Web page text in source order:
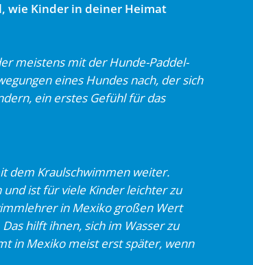
wie Kinder in deiner Heimat
meistens mit der Hunde-Paddel-
eines Hundes nach, der sich
ein erstes Gefühl für das
dem Kraulschwimmen weiter.
ist für viele Kinder leichter zu
in Mexiko großen Wert
hilft ihnen, sich im Wasser zu
in Mexiko meist erst später, wenn